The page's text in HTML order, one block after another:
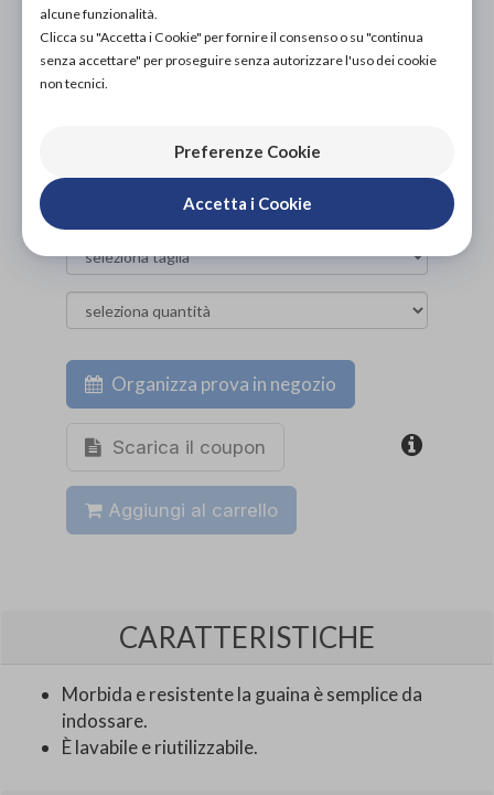
PROVA E ACQUISTA IN NEGOZIO
DA24,00€
Organizza prova in negozio
Scarica il coupon
Aggiungi al carrello
CARATTERISTICHE
Morbida e resistente la guaina è semplice da
indossare.
È lavabile e riutilizzabile.
alcune funzionalità.
Clicca su "Accetta i Cookie" per fornire il consenso o su "continua
senza accettare" per proseguire senza autorizzare l'uso dei cookie
non tecnici.
Preferenze Cookie
Accetta i Cookie